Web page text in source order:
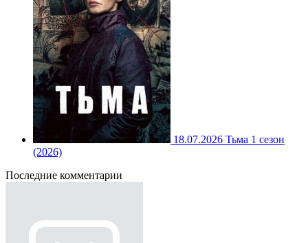
18.07.2026 Тьма 1 сезон
(2026)
Последние комментарии